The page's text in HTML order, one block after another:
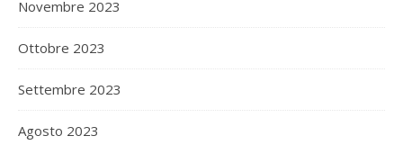
Novembre 2023
Ottobre 2023
Settembre 2023
Agosto 2023